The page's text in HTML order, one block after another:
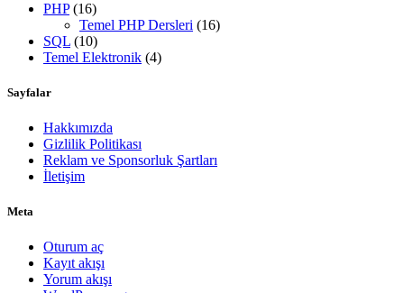
PHP(16)
Temel PHP Dersleri (16)
SQL (10)
Temel Elektronik (4)
Sayfalar
Hakkımızda
Gizlilik Politikası
Reklam ve Sponsorluk Şartları
İletişim
Meta
Oturum aç
Kayıt akışı
Yorum akışı